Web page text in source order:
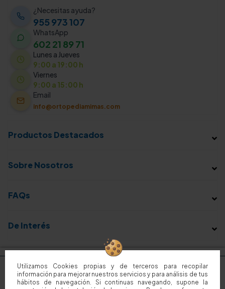
Utilizamos Cookies propias y de terceros para recopilar
información para mejorar nuestros servicios y para análisis de tus
hábitos de navegación. Si continuas navegando, supone la
¿Necesitas ayuda?
955 973 107
WhatsApp
602 21 89 71
Lunes a Jueves
9:00 a 19:00 h
Viernes
9:00 a 15:00 h
Email
info@ortopediamimas.com
Productos Destacados
Sobre Nosotros
FAQs
De Interés